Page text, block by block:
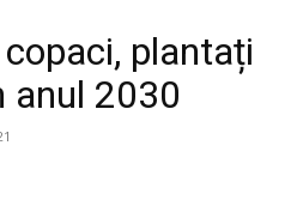
plantați
anul 2030